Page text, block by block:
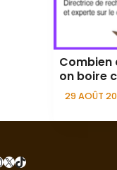
Combien
on boire
29 AOÛT
X TikTok